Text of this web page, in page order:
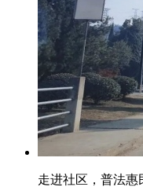
走进社区，普法惠